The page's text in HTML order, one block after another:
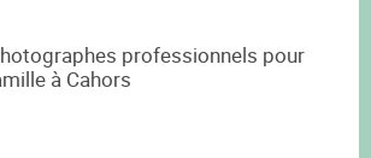
professionnels pour
à Cahors